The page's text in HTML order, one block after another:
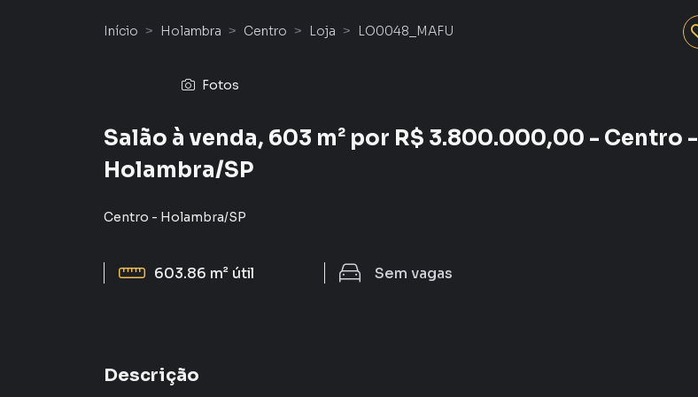
Início Holambra Centro Loja LO0048_MAFU
Fotos
Salão à venda, 603 m² por R$ 3.800.000,00 - Centro -
Holambra/SP
Centro - Holambra/SP
603.86 m² útil Sem vagas
Descrição